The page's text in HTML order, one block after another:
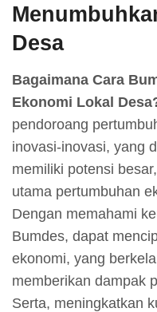
Desa
Bagaimana Cara
Ekonomi Lokal
pendoroang
inovasi-inovasi, yang
memiliki potensi
utama pertumbuhan
Dengan memahami
Bumdes, dapat
ekonomi, yang
memberikan dampak
Serta, meningkatkan